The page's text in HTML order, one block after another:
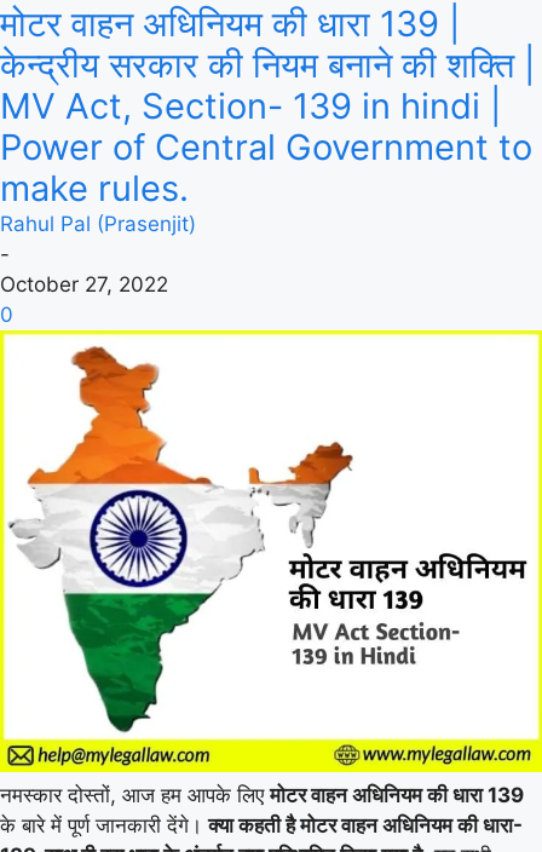
मोटर वाहन अधिनियम की धारा 139 |
केन्द्रीय सरकार की नियम बनाने की शक्ति |
MV Act, Section- 139 in hindi |
Power of Central Government to
make rules.
Rahul Pal (Prasenjit)
-
October 27, 2022
0
नमस्कार दोस्तों, आज हम आपके लिएमोटर वाहन अधिनियम की धारा 139
के बारे में पूर्ण जानकारी देंगे।क्या कहती है मोटर वाहन अधिनियम की धारा-